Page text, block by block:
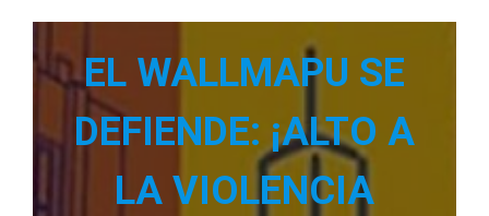
EL WALLMAPU SE
DEFIENDE: ¡ALTO A
LA VIOLENCIA